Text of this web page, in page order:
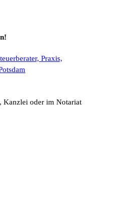
Kanzlei oder im Notariat